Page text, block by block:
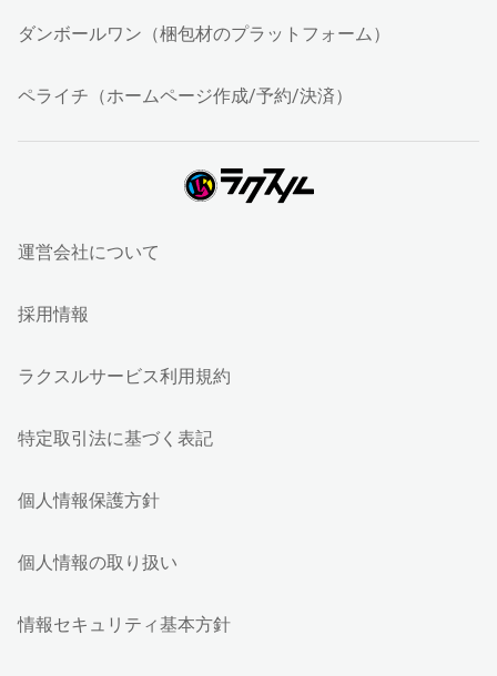
ダンボールワン（梱包材のプラットフォーム）
ペライチ（ホームページ作成/予約/決済）
運営会社について
採用情報
ラクスルサービス利用規約
特定取引法に基づく表記
個人情報保護方針
個人情報の取り扱い
情報セキュリティ基本方針